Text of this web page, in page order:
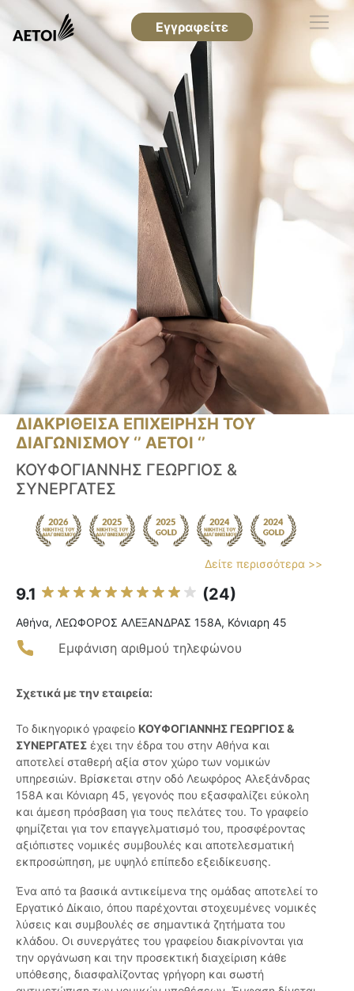
Εγγραφείτε
ΔΙΑΚΡΙΘΕΙΣΑ ΕΠΙΧΕΙΡΗΣΗ ΤΟΥ
ΔΙΑΓΩΝΙΣΜΟΥ ‘’ ΑΕΤΟΙ ‘’
ΚΟΥΦΟΓΙΑΝΝΗΣ ΓΕΩΡΓΙΟΣ &
ΣΥΝΕΡΓΑΤΕΣ
Δείτε περισσότερα >>
9.1 (24)
Αθήνα, ΛΕΩΦΟΡΟΣ ΑΛΕΞΑΝΔΡΑΣ 158Α, Κόνιαρη 45
Εμφάνιση αριθμού τηλεφώνου
Σχετικά με την εταιρεία:
Το δικηγορικό γραφείο ΚΟΥΦΟΓΙΑΝΝΗΣ ΓΕΩΡΓΙΟΣ &
ΣΥΝΕΡΓΑΤΕΣ έχει την έδρα του στην Αθήνα και
αποτελεί σταθερή αξία στον χώρο των νομικών
υπηρεσιών. Βρίσκεται στην οδό Λεωφόρος Αλεξάνδρας
158Α και Κόνιαρη 45, γεγονός που εξασφαλίζει εύκολη
και άμεση πρόσβαση για τους πελάτες του. Το γραφείο
φημίζεται για τον επαγγελματισμό του, προσφέροντας
αξιόπιστες νομικές συμβουλές και αποτελεσματική
εκπροσώπηση, με υψηλό επίπεδο εξειδίκευσης.
Ένα από τα βασικά αντικείμενα της ομάδας αποτελεί το
Εργατικό Δίκαιο, όπου παρέχονται στοχευμένες νομικές
λύσεις και συμβουλές σε σημαντικά ζητήματα του
κλάδου. Οι συνεργάτες του γραφείου διακρίνονται για
την οργάνωση και την προσεκτική διαχείριση κάθε
υπόθεσης, διασφαλίζοντας γρήγορη και σωστή